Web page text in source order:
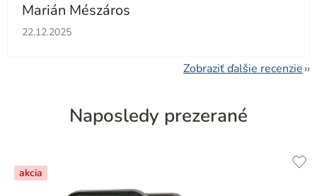
Marián Mészáros
Hodnotenie obchodu je 5 z 5 hviezdičiek.
22.12.2025
Zobraziť ďalšie recenzie
Naposledy prezerané
akcia